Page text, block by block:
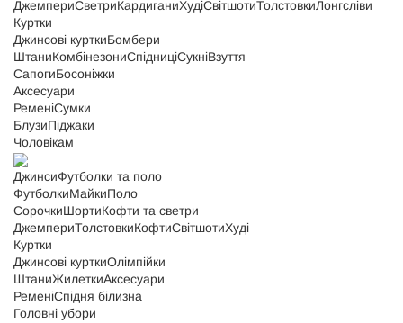
ДжемпериСветриКардиганиХудіСвітшотиТолстовкиЛонгсліви
Куртки
Джинсові курткиБомбери
ШтаниКомбінезониСпідниціСукніВзуття
СапогиБосоніжки
Аксесуари
РеменіСумки
БлузиПіджаки
Чоловікам
ДжинсиФутболки та поло
ФутболкиМайкиПоло
СорочкиШортиКофти та светри
ДжемпериТолстовкиКофтиСвітшотиХуді
Куртки
Джинсові курткиОлімпійки
ШтаниЖилеткиАксесуари
РеменіСпідня білизна
Головні убори